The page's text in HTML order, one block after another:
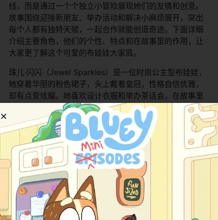
线，而是通过一个个独立小冒险展现她们的友情和创意。
故事围绕迎接新朋友、举办活动和解决小麻烦展开，突出
每个人都有独特天赋，一起合作就能创造奇迹。下面详细
介绍主要角色，他们的个性、特点和在故事里的作用，让
大家更了解这个可爱的布娃娃大家庭。
珠儿·闪闪（Jewel Sparkles）是一位时尚公主型布娃娃，
她穿着华丽的粉色裙子，头上戴着皇冠，性格自信优雅，
却有点爱炫耀。她喜欢设计衣服和举办茶话会，在故事里
经常是活动的组织者，但也会通过朋友帮助学会谦虚。她
是团队里的领导者和时尚达人。
暴风E·天空（Storm E. Sky）是新来的朋克摇滚女孩，头
发是彩虹色，穿着破洞牛仔和皮夹克，带着一辆破旧的露
营车。她性格自由奔放、爱音乐，喜欢弹吉他和唱歌。刚
到小镇时她有点格格不入，但慢慢和大家成为朋友，是故
事里的新鲜活力来源和音乐担当。
面包屑·糖饼（Crumbs Sugar Cookie）是一位甜点师布娃
娃，她穿着厨师围裙，头发像糖霜一样蓬松，性格温柔善